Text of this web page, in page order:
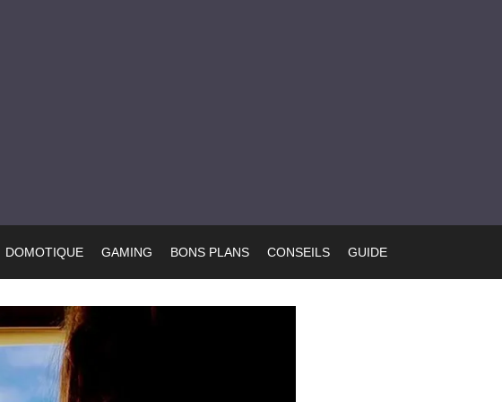
DOMOTIQUE GAMING BONS PLANS CONSEILS GUIDE